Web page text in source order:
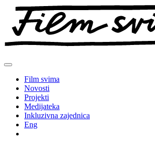
Preskoči
sadržaj
Film svima
Novosti
Projekti
Medijateka
Inkluzivna zajednica
Eng